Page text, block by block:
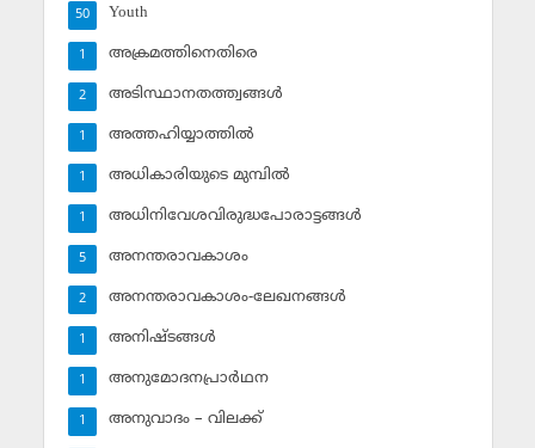
Youth
50
അക്രമത്തിനെതിരെ
1
അടിസ്ഥാനതത്ത്വങ്ങള്‍
2
അത്തഹിയ്യാത്തില്‍
1
അധികാരിയുടെ മുമ്പില്‍
1
അധിനിവേശവിരുദ്ധപോരാട്ടങ്ങള്‍
1
അനന്തരാവകാശം
5
അനന്തരാവകാശം-ലേഖനങ്ങള്‍
2
അനിഷ്ടങ്ങള്‍
1
അനുമോദനപ്രാര്‍ഥന
1
അനുവാദം – വിലക്ക്‌
1